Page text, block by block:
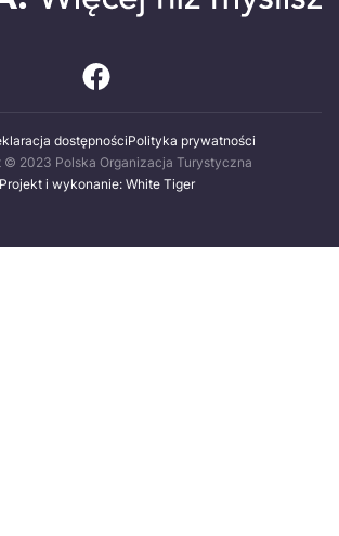
dostępnościPolityka prywatności
© 2023 Polska Organizacja Turystyczna
Projekt i wykonanie: White Tiger